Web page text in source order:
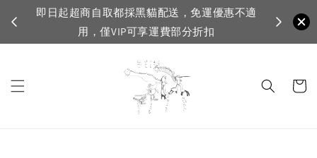
即日起超商自取都採黑貓配送，免運優惠不適
用，僅VIP可享運費部分折扣
VIP